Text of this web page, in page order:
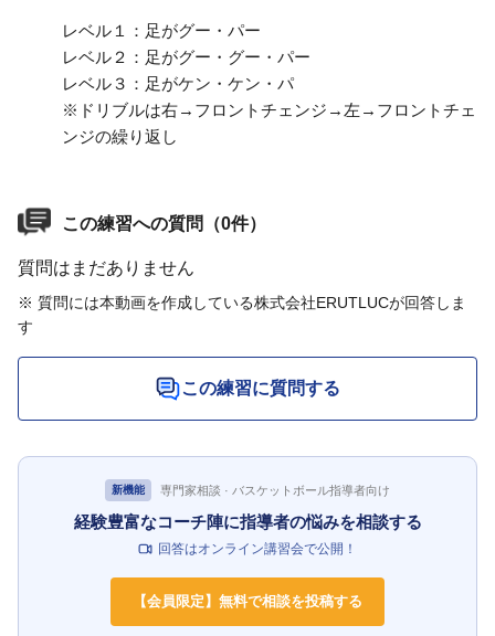
レベル１：足がグー・パー
レベル２：足がグー・グー・パー
レベル３：足がケン・ケン・パ
※ドリブルは右→フロントチェンジ→左→フロントチェ
ンジの繰り返し
この練習への質問（0件）
質問はまだありません
※ 質問には本動画を作成している株式会社ERUTLUCが回答しま
す
この練習に質問する
新機能 専門家相談 · バスケットボール指導者向け
経験豊富なコーチ陣に指導者の悩みを相談する
回答はオンライン講習会で公開！
【会員限定】無料で相談を投稿する